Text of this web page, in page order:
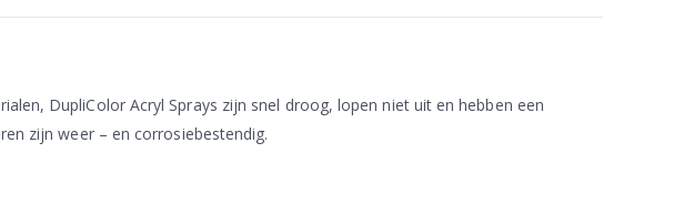
DupliColor Acryl Sprays zijn snel droog, lopen niet uit en hebben een
zijn weer – en corrosiebestendig.